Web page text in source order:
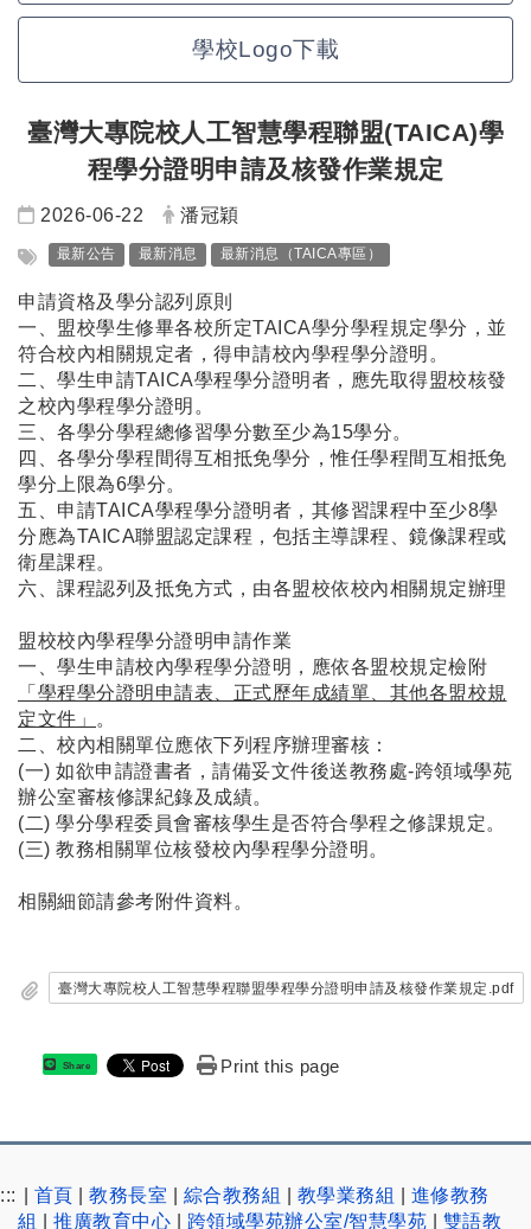
學校Logo下載
臺灣大專院校人工智慧學程聯盟(TAICA)學
程學分證明申請及核發作業規定
日期：
2026-06-22 發布者：
潘冠穎
標籤：
最新公告 最新消息 最新消息（TAICA專區）
申請資格及學分認列原則
一、盟校學生修畢各校所定TAICA學分學程規定學分，並
符合校內相關規定者，得申請校內學程學分證明。
二、學生申請TAICA學程學分證明者，應先取得盟校核發
之校內學程學分證明。
三、各學分學程總修習學分數至少為15學分。
四、各學分學程間得互相抵免學分，惟任學程間互相抵免
學分上限為6學分。
五、申請TAICA學程學分證明者，其修習課程中至少8學
分應為TAICA聯盟認定課程，包括主導課程、鏡像課程或
衛星課程。
六、課程認列及抵免方式，由各盟校依校內相關規定辦理
盟校校內學程學分證明申請作業
一、學生申請校內學程學分證明，應依各盟校規定檢附
「學程學分證明申請表、正式歷年成績單、其他各盟校規
定文件」
。
二、校內相關單位應依下列程序辦理審核：
(一) 如欲申請證書者，請備妥文件後送教務處-跨領域學苑
辦公室審核修課紀錄及成績。
(二) 學分學程委員會審核學生是否符合學程之修課規定。
(三) 教務相關單位核發校內學程學分證明。
相關細節請參考附件資料。
臺灣大專院校人工智慧學程聯盟學程學分證明申請及核發作業規定.pdf
Share Print this page
::: 首頁 教務長室 綜合教務組 教學業務組
進修教務
組
推廣教育中心 跨領域學苑辦公室/智慧學苑 雙語教